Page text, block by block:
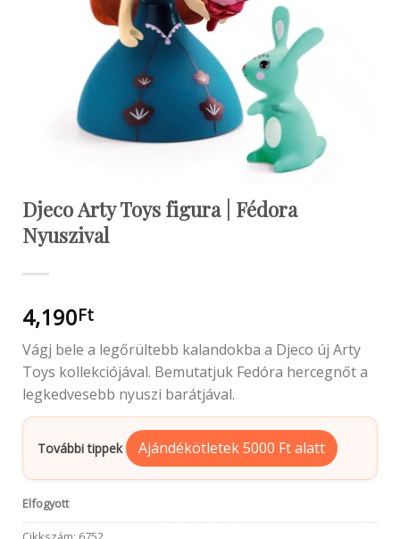
Djeco Arty Toys figura | Fédora
Nyuszival
4,190Ft
Vágj bele a legőrültebb kalandokba a Djeco új Arty
Toys kollekciójával. Bemutatjuk Fedóra hercegnőt a
legkedvesebb nyuszi barátjával.
További tippek Ajándékötletek 5000 Ft alatt
Elfogyott